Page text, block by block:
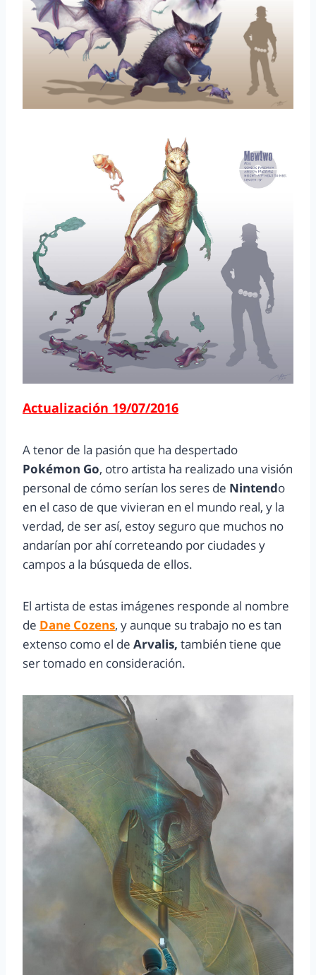
Actualización 19/07/2016
A tenor de la pasión que ha despertado
Pokémon Go, otro artista ha realizado una visión
personal de cómo serían los seres de Nintendo
en el caso de que vivieran en el mundo real, y la
verdad, de ser así, estoy seguro que muchos no
andarían por ahí correteando por ciudades y
campos a la búsqueda de ellos.
El artista de estas imágenes responde al nombre
de Dane Cozens, y aunque su trabajo no es tan
extenso como el de Arvalis, también tiene que
ser tomado en consideración.